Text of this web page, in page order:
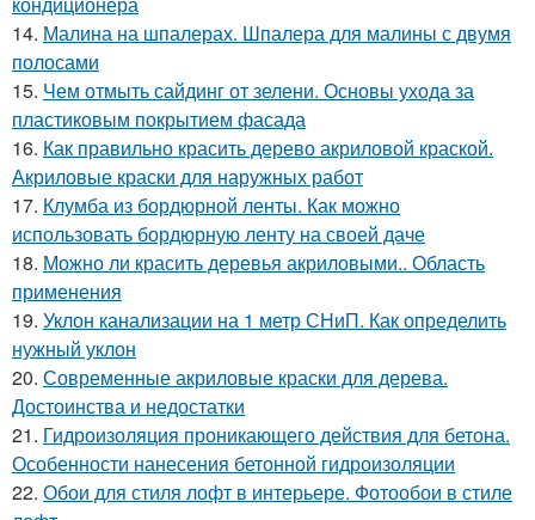
14. Малина на шпалерах. Шпалера для малины с двумя
полосами
15. Чем отмыть сайдинг от зелени. Основы ухода за
пластиковым покрытием фасада
16. Как правильно красить дерево акриловой краской.
Акриловые краски для наружных работ
17. Клумба из бордюрной ленты. Как можно
использовать бордюрную ленту на своей даче
18. Можно ли красить деревья акриловыми.. Область
применения
19. Уклон канализации на 1 метр СНиП. Как определить
нужный уклон
20. Современные акриловые краски для дерева.
Достоинства и недостатки
21. Гидроизоляция проникающего действия для бетона.
Особенности нанесения бетонной гидроизоляции
22. Обои для стиля лофт в интерьере. Фотообои в стиле